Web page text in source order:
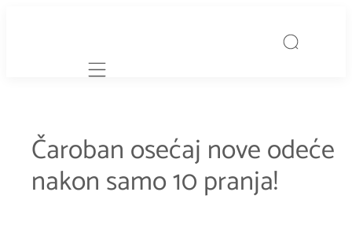
Mobile navigation
Čaroban osećaj nove odeće
nakon samo 10 pranja!